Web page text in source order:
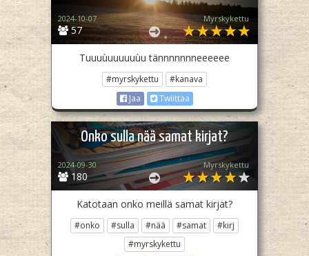
57
2024-10-07 Myrskykettu
Tuuuùuuuuuùu tännnnnnneeeeee
#myrskykettu
#kanava
Jaa
Twiittaa
Onko sulla nää samat kirjat?
180
2024-09-30 Myrskykettu
Katotaan onko meillä samat kirjat?
#onko #sulla #nää #samat
#kirj
#myrskykettu